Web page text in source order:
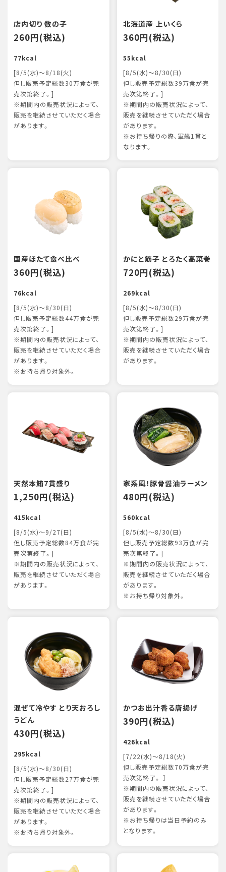
店内切り 数の子
260円(税込)
77kcal
[8/5(水)～8/18(火)
但し販売予定総数30万食が完
売次第終了。]
※期間内の販売状況によって、
販売を継続させていただく場合
があります。
北海道産 上いくら
360円(税込)
55kcal
[8/5(水)～8/30(日)
但し販売予定総数39万食が完
売次第終了。]
※期間内の販売状況によって、
販売を継続させていただく場合
があります。
※お持ち帰りの際、軍艦1貫と
なります。
国産ほたて食べ比べ
360円(税込)
76kcal
[8/5(水)～8/30(日)
但し販売予定総数44万食が完
売次第終了。]
※期間内の販売状況によって、
販売を継続させていただく場合
があります。
※お持ち帰り対象外。
かにと筋子 とろたく高菜巻
720円(税込)
269kcal
[8/5(水)～8/30(日)
但し販売予定総数29万食が完
売次第終了。]
※期間内の販売状況によって、
販売を継続させていただく場合
があります。
天然本鮪7貫盛り
1,250円(税込)
415kcal
[8/5(水)～9/27(日)
但し販売予定総数84万食が完
売次第終了。]
※期間内の販売状況によって、
販売を継続させていただく場合
があります。
家系風！豚骨醤油ラーメン
480円(税込)
560kcal
[8/5(水)～8/30(日)
但し販売予定総数93万食が完
売次第終了。]
※期間内の販売状況によって、
販売を継続させていただく場合
があります。
※お持ち帰り対象外。
混ぜて冷やす とり天おろし
うどん
430円(税込)
295kcal
[8/5(水)～8/30(日)
但し販売予定総数27万食が完
売次第終了。]
※期間内の販売状況によって、
販売を継続させていただく場合
があります。
※お持ち帰り対象外。
かつお出汁香る唐揚げ
390円(税込)
426kcal
[7/22(水)～8/18(火)
但し販売予定総数70万食が完
売次第終了。 ］
※期間内の販売状況によって、
販売を継続させていただく場合
があります。
※お持ち帰りは当日予約のみ
となります。